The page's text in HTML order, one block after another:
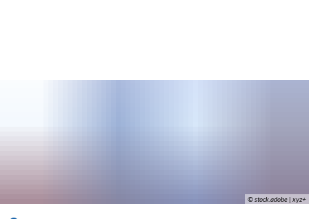
© stock.adobe | xyz+